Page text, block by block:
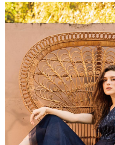
醒簡訊。
2.透過簡訊連結打開帳單後，可選擇「
帳／街口支付／iPASS MONEY」等通
【注意事項】
1.本服務係由「台灣大哥大股份有限公
用戶於交易時，得透過本服務購買商品
買賣價金債權讓與本公司後，依約使
2.基於同意付款使用「大哥付你分期
資料（包含姓名、電話或地址）提供予
由本公司與您本人進行分期帳單所需
3.完整用戶服務條款，請詳閱以下連結：
１．於結帳方式選擇「AFTEE先享後付
結帳頁面，進行簡訊認證並確認金額後
２．訂單成立數日內，您將收到繳費通
３．收到繳費通知簡訊後14天內，點
ATM／網路銀行／等多元方式進行付款
※ 請注意：結帳手續完成當下不需立刻
購買商品的店家。未經商家同意取消之
後付繳納相關費用。
※ 交易是否成功請以「AFTEE先享後
是否繳費成功／繳費後需取消欲退款等
客戶支援中心」https://
【注意事項】
１．透過由恩沛科技股份有限公司提
易，需依本服務之必要範圍內提供個人
權轉讓予恩沛科技股份有限公司。
每筆NT$120，滿NT$2,500(含以
每筆NT$120，滿NT$2,500(含以
付款後萊爾富取貨
每筆NT$120，滿NT$2,500(含以
7-11取貨付款
每筆NT$120，滿NT$2,500(含以
付款後7-11取貨
每筆NT$120，滿NT$2,500(含以